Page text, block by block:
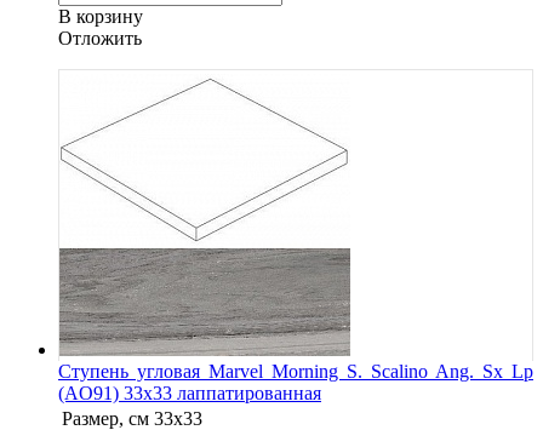
В корзину
Oтложить
Ступень угловая Marvel Morning S. Scalino Ang. Sx Lp
(AO91) 33x33 лаппатированная
Размер, см 33x33